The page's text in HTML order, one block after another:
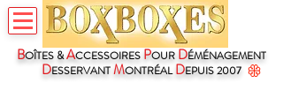
BOÎTES &ACCESSOIRES POUR DÉMÉNAGEMENT
DESSERVANTMONTRÉALDEPUIS 2007